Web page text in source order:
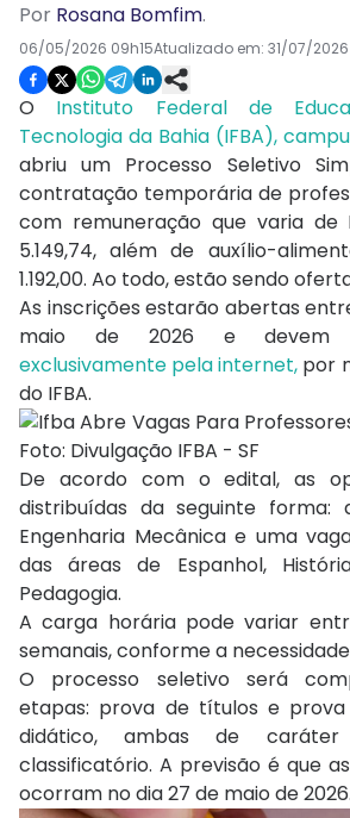
Por Rosana Bomfim.
06/05/2026 09h15Atualizado em: 31/07/
O Instituto Federal de
Tecnologia da Bahia (IFBA),
abriu um Processo Seletivo
contratação temporária de
com remuneração que varia de
5.149,74, além de auxílio-
1.192,00. Ao todo, estão sendo
As inscrições estarão abertas
maio de 2026 e
exclusivamente pela internet, por
do IFBA.
De acordo com o edital, as
distribuídas da seguinte forma:
Engenharia Mecânica e uma
das áreas de Espanhol,
Pedagogia.
A carga horária pode variar
semanais, conforme a
O processo seletivo será
etapas: prova de títulos e prova
didático, ambas de
classificatório. A previsão é que
ocorram no dia 27 de maio de 2026.